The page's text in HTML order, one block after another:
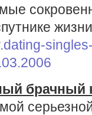
брачный